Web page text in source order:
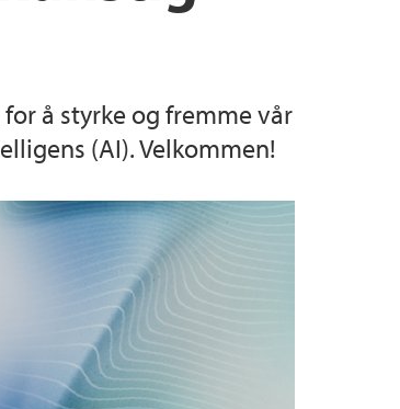
å styrke og fremme vår
(AI). Velkommen!